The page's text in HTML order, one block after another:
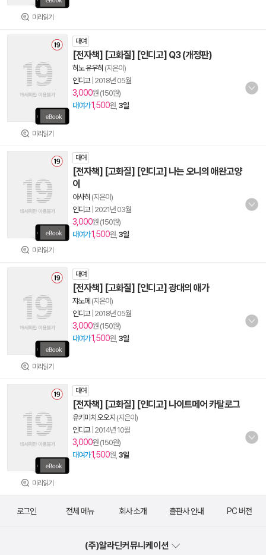
미리읽기
미리읽기
대여
[전자책] [고화질] [인디고] Q3 (개정판)
히노 유우히 (지은이)
인디고| 2018년 05월
3,000원 (150원)
대여가1,500원, 3일
미리읽기
대여
[전자책] [고화질] [인디고] 나는 오니의 애완고양
이
아사히 (지은이)
인디고| 2021년 03월
3,000원 (150원)
대여가1,500원, 3일
미리읽기
대여
[전자책] [고화질] [인디고] 광대의 애가
쟈노메 (지은이)
인디고| 2018년 05월
3,000원 (150원)
대여가1,500원, 3일
미리읽기
대여
[전자책] [고화질] [인디고] 나이트메어 카탈로그
유키미치 오오지 (지은이)
인디고| 2014년 10월
3,000원 (150원)
대여가1,500원, 3일
로그인 전체 메뉴 회사 소개 출판사 안내 PC 버전
(주)알라딘커뮤니케이션